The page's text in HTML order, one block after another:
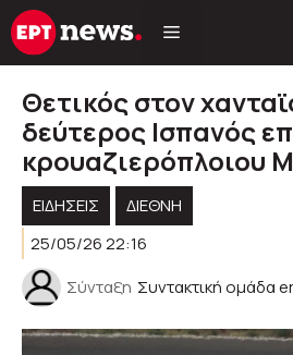
Μετάβαση
σε
Θετικός στον
δεύτερος Ισπανός
κρουαζιερόπλοιου
ΕΙΔΗΣΕΙΣ
ΔΙΕΘΝΗ
25/05/26 22:16
Σύνταξη Συντακτική ομάδα